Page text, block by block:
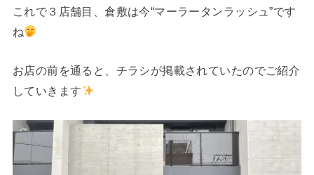
これで３店舗目、倉敷は今“マーラータンラッシュ”です
ね
お店の前を通ると、チラシが掲載されていたのでご紹介
していきます